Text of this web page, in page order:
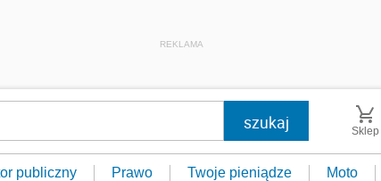
REKLAMA
Sklep
publiczny Prawo Twoje pieniądze Moto